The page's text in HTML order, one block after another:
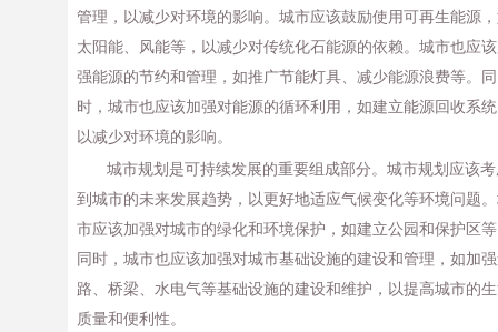
管理，以减少对环境的影响。城市应该鼓励使用可再生能源
太阳能、风能等，以减少对传统化石能源的依赖。城市也应
强能源的节约和管理，如推广节能灯具、减少能源浪费等。同
时，城市也应该加强对能源的循环利用，如建立能源回收系
以减少对环境的影响。
城市规划是可持续发展的重要组成部分。城市规划应该
到城市的未来发展趋势，以更好地适应气候变化等环境问题
市应该加强对城市的绿化和环境保护，如建立公园和保护区
同时，城市也应该加强对城市基础设施的建设和管理，如加
路、桥梁、水电气等基础设施的建设和维护，以提高城市的
质量和便利性。